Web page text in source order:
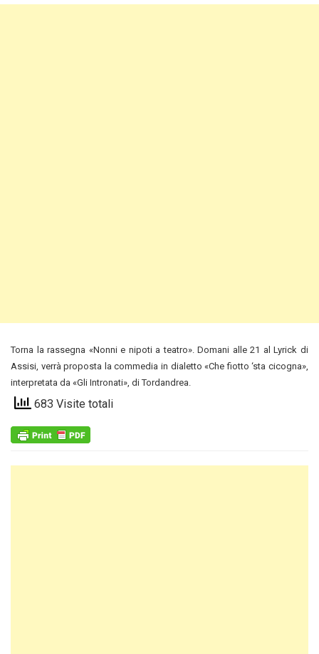
Torna la rassegna «Nonni e nipoti a teatro». Domani alle 21 al Lyrick di
Assisi, verrà proposta la commedia in dialetto «Che fiotto ‘sta cicogna»,
interpretata da «Gli Intronati», di Tordandrea.
683 Visite totali